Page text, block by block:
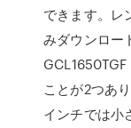
できます。レ
みダウンロー
ことが2つあ
インチでは小